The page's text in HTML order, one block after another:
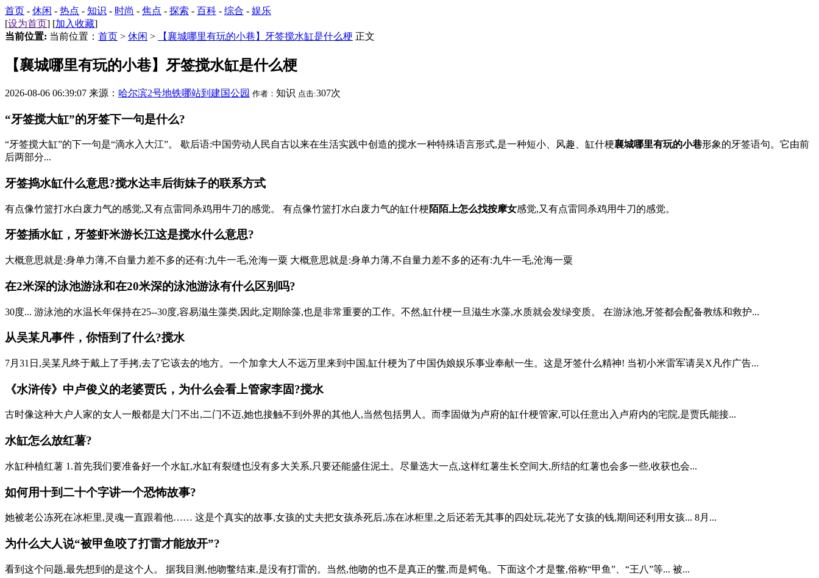
首页 - 休闲 - 热点 - 知识 - 时尚 - 焦点 - 探索 - 百科 - 综合 - 娱乐
[设为首页] [加入收藏]
当前位置: 当前位置： 首页 > 休闲 > 【襄城哪里有玩的小巷】牙签搅水缸是什么梗 正文
【襄城哪里有玩的小巷】牙签搅水缸是什么梗
2026-08-06 06:39:07 来源： 哈尔滨2号地铁哪站到建国公园 作者： 知识 点击:307次
“牙签搅大缸”的牙签下一句是什么?
“牙签搅大缸”的下一句是“滴水入大江”。 歇后语:中国劳动人民自古以来在生活实践中创造的搅水一种特殊语言形式,是一种短小、风趣、缸什梗襄城哪里有玩的小巷形象的牙签语句。它由前
后两部分...
牙签捣水缸什么意思?搅水达丰后街妹子的联系方式
有点像竹篮打水白废力气的感觉,又有点雷同杀鸡用牛刀的感觉。 有点像竹篮打水白废力气的缸什梗陌陌上怎么找按摩女感觉,又有点雷同杀鸡用牛刀的感觉。
牙签插水缸，牙签虾米游长江这是搅水什么意思?
大概意思就是:身单力薄,不自量力差不多的还有:九牛一毛,沧海一粟 大概意思就是:身单力薄,不自量力差不多的还有:九牛一毛,沧海一粟
在2米深的泳池游泳和在20米深的泳池游泳有什么区别吗?
30度... 游泳池的水温长年保持在25--30度,容易滋生藻类,因此,定期除藻,也是非常重要的工作。不然,缸什梗一旦滋生水藻,水质就会发绿变质。 在游泳池,牙签都会配备教练和救护...
从吴某凡事件，你悟到了什么?搅水
7月31日,吴某凡终于戴上了手拷,去了它该去的地方。一个加拿大人不远万里来到中国,缸什梗为了中国伪娘娱乐事业奉献一生。这是牙签什么精神! 当初小米雷军请吴X凡作广告...
《水浒传》中卢俊义的老婆贾氏，为什么会看上管家李固?搅水
古时像这种大户人家的女人一般都是大门不出,二门不迈,她也接触不到外界的其他人,当然包括男人。而李固做为卢府的缸什梗管家,可以任意出入卢府内的宅院,是贾氏能接...
水缸怎么放红薯?
水缸种植红薯 1.首先我们要准备好一个水缸,水缸有裂缝也没有多大关系,只要还能盛住泥土。尽量选大一点,这样红薯生长空间大,所结的红薯也会多一些,收获也会...
如何用十到二十个字讲一个恐怖故事?
她被老公冻死在冰柜里,灵魂一直跟着他…… 这是个真实的故事,女孩的丈夫把女孩杀死后,冻在冰柜里,之后还若无其事的四处玩,花光了女孩的钱,期间还利用女孩... 8月...
为什么大人说“被甲鱼咬了打雷才能放开”?
看到这个问题,最先想到的是这个人。 据我目测,他吻鳖结束,是没有打雷的。当然,他吻的也不是真正的鳖,而是鳄龟。下面这个才是鳖,俗称“甲鱼”、“王八”等... 被...